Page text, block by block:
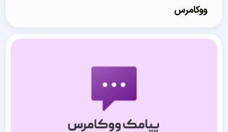
ووکامرس